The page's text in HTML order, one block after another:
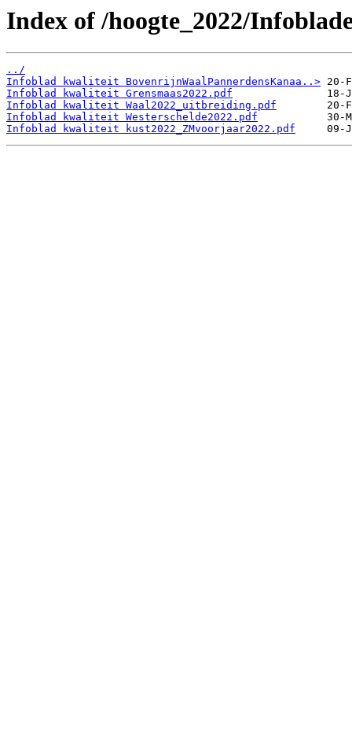
Index of /hoogte_2022/
../
Infoblad kwaliteit BovenrijnWaalPannerdensKanaa..>
Infoblad kwaliteit Grensmaas2022.pdf
Infoblad kwaliteit Waal2022_uitbreiding.pdf
Infoblad kwaliteit Westerschelde2022.pdf
Infoblad kwaliteit kust2022_ZMvoorjaar2022.pdf